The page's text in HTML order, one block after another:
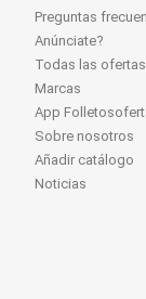
Preguntas
Anúnciate?
Todas las ofertas
Marcas
App
Sobre nosotros
Añadir catálogo
Noticias